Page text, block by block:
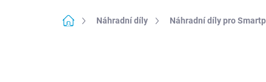
Domů Náhradní díly Náhradní díly pro